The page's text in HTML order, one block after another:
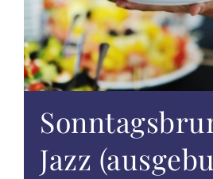
GUTSCHEINE
ANGEBOTE
Jazz